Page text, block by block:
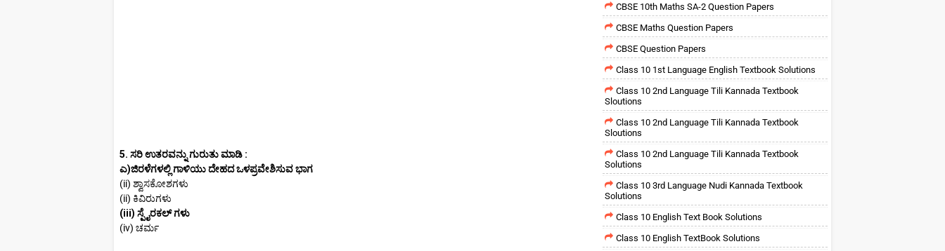
5. ಸರಿ ಉತರವನ್ನು ಗುರುತು ಮಾಡಿ :
ಎ)ಜಿರಳೆಗಳಲ್ಲಿ ಗಾಳಿಯು ದೇಹದ ಒಳಪ್ರವೇಶಿಸುವ ಭಾಗ
(ii) ಶ್ವಾಸಕೋಶಗಳು
(ii) ಕಿವಿರುಗಳು
(iii) ಸ್ಪೈರಕಲ್ ಗಳು
(iv) ಚರ್ಮ
CBSE 10th Maths SA-2 Question Papers
CBSE Maths Question Papers
CBSE Question Papers
Class 10 1st Language English Textbook Solutions
Class 10 2nd Language Tili Kannada Textbook
Sloutions
Class 10 2nd Language Tili Kannada Textbook
Sloutions
Class 10 2nd Language Tili Kannada Textbook
Solutions
Class 10 3rd Language Nudi Kannada Textbook
Solutions
Class 10 English Text Book Solutions
Class 10 English TextBook Solutions